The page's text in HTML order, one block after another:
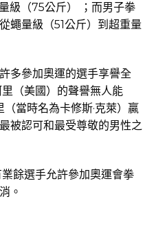
級（75公斤） ；而男子拳
蠅量級（51公斤）到超重量
多參加奧運的選手享譽全
（美國）的聲譽無人能
當時名為卡修斯·克萊）贏
被認可和最受尊敬的男性之
餘選手允許參加奧運會拳
。